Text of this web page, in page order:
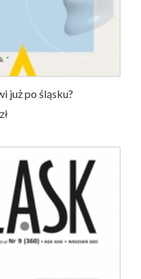
już po śląsku?